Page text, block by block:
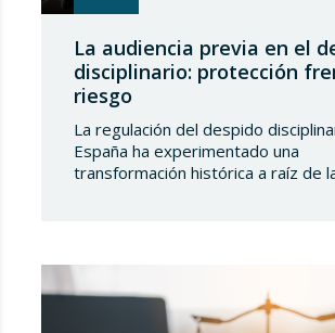
La audiencia previa en el
disciplinario: protección
riesgo
La regulación del despido
España ha experimentado una
transformación histórica a raíz de
únicamente a requisitos de forma y
Trabajadores, hoy exige una…